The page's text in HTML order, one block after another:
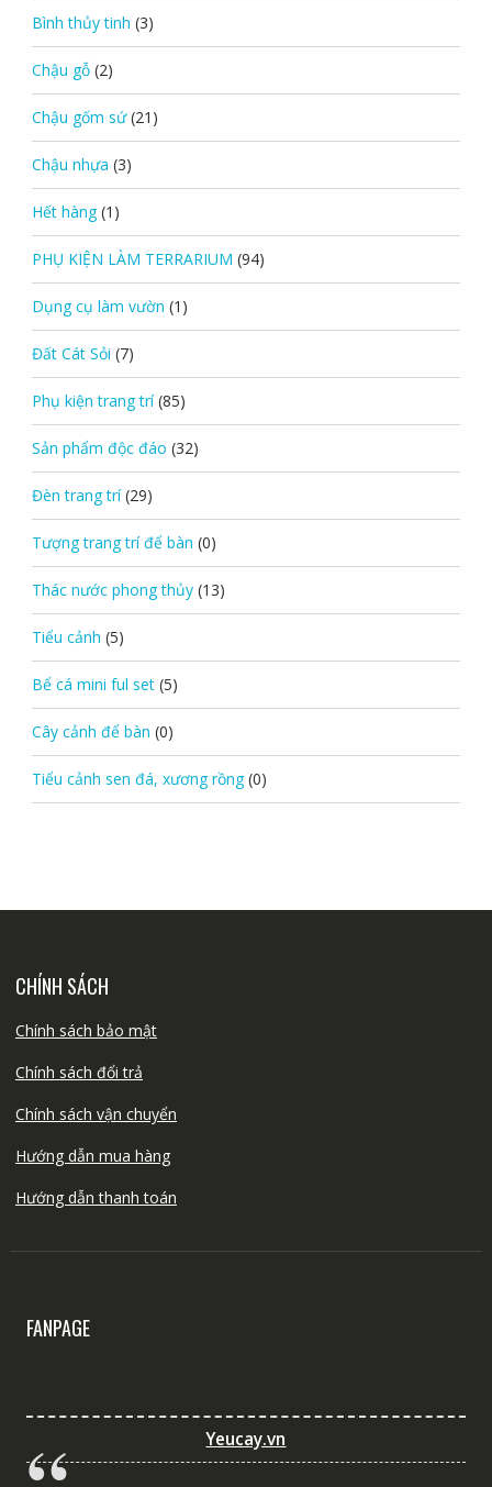
Bình thủy tinh (3)
Chậu gỗ (2)
Chậu gốm sứ (21)
Chậu nhựa (3)
Hết hàng (1)
PHỤ KIỆN LÀM TERRARIUM (94)
Dụng cụ làm vườn (1)
Đất Cát Sỏi (7)
Phụ kiện trang trí (85)
Sản phẩm độc đáo (32)
Đèn trang trí (29)
Tượng trang trí để bàn (0)
Thác nước phong thủy (13)
Tiểu cảnh (5)
Bể cá mini ful set (5)
Cây cảnh để bàn (0)
Tiểu cảnh sen đá, xương rồng (0)
CHÍNH SÁCH
Chính sách bảo mật
Chính sách đổi trả
Chính sách vận chuyển
Hướng dẫn mua hàng
Hướng dẫn thanh toán
FANPAGE
Yeucay.vn